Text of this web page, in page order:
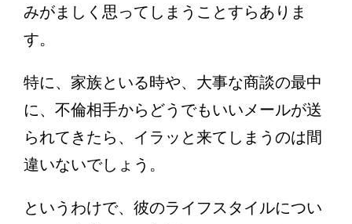
みがましく思ってしまうことすらありま
す。
特に、家族といる時や、大事な商談の最中
に、不倫相手からどうでもいいメールが送
られてきたら、イラッと来てしまうのは間
違いないでしょう。
というわけで、彼のライフスタイルについ